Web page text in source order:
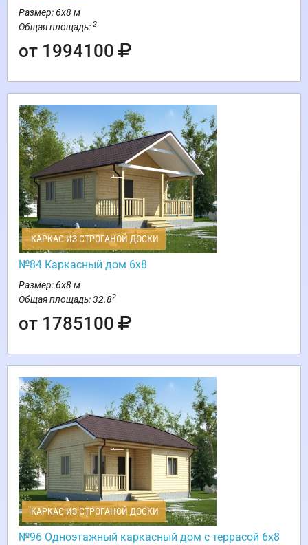
Размер: 6х8 м
Общая площадь: 2
от 1994100
КАРКАС ИЗ СТРОГАНОЙ ДОСКИ
№84 Каркасный дом 6х8
Размер: 6х8 м
Общая площадь: 32.82
от 1785100
КАРКАС ИЗ СТРОГАНОЙ ДОСКИ
№96 Одноэтажный каркасный дом с террасой 6х8